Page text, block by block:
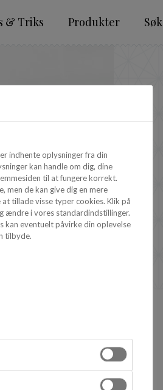
& Triks Produkter Søk
indhente oplysninger fra din
kan handle om dig, dine
til at fungere korrekt.
men de kan give dig en mere
tillade visse typer cookies. Klik på
ændre i vores standardindstillinger.
kan eventuelt påvirke din oplevelse
tilbyde.